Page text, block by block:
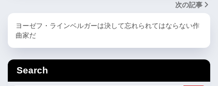
次の記事
ヨーゼフ・ラインベルガーは決して忘れられてはならない作
曲家だ
Search